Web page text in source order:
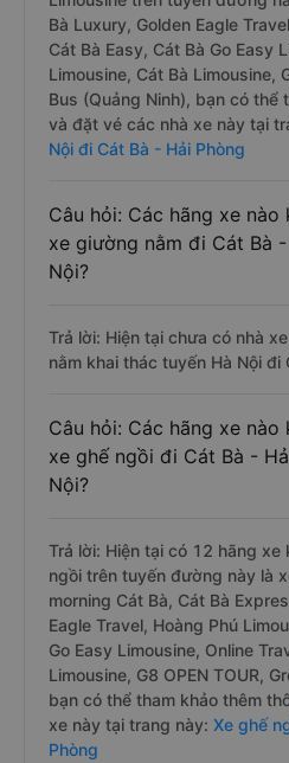
Bà Luxury, Golden Eagle
Cát Bà Easy, Cát Bà Go Easy
Limousine, Cát Bà Limousine,
Bus (Quảng Ninh), bạn có thể
và đặt vé các nhà xe này tại
Nội đi Cát Bà - Hải Phòng
Câu hỏi: Các hãng xe nào
xe giường nằm đi Cát Bà
Nội?
Trả lời: Hiện tại chưa có nhà
nằm khai thác tuyến Hà Nội đi
Câu hỏi: Các hãng xe nào
xe ghế ngồi đi Cát Bà -
Nội?
Trả lời: Hiện tại có 12 hãng
ngồi trên tuyến đường này là
morning Cát Bà, Cát Bà
Eagle Travel, Hoàng Phú
Go Easy Limousine, Online
Limousine, G8 OPEN TOUR,
bạn có thể tham khảo thêm
xe này tại trang này: Xe ghế
Phòng